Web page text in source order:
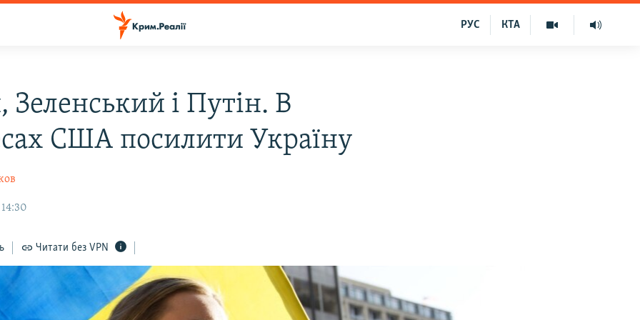
КТА
РУС
Зеленський і Путін. В
США посилити Україну
Читати без VPN